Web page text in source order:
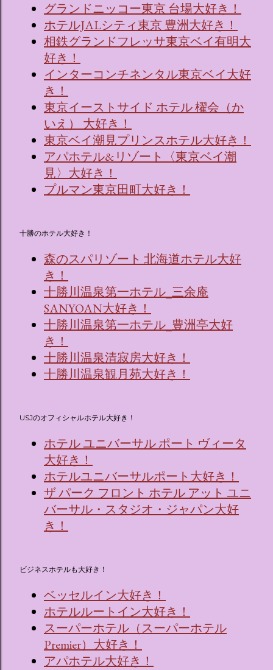
グランドニッコー東京 台場大好き！
ホテルJALシティ東京 豊洲大好き！
相鉄グランドフレッサ東京ベイ有明大
好き！
インターコンチネンタル東京ベイ大好
き！
東京イーストサイド ホテル 櫂会（か
いえ） 大好き！
東京ベイ潮見プリンスホテル大好き！
アパホテル&リゾート〈東京ベイ潮
見〉大好き！
プルマン東京田町大好き！
十勝のホテル大好き！
森のスパリゾート 北海道ホテル大好
き！
十勝川温泉第一ホテル_三余庵
SANYOAN大好き！
十勝川温泉第一ホテル_豊洲亭大好
き！
十勝川温泉清寂房大好き！
十勝川温泉観月苑大好き！
USJのオフィシャルホテル大好き！
ホテル ユニバーサル ポート ヴィータ
大好き！
ホテルユニバーサルポート大好き！
ザ パーク フロント ホテル アット ユニ
バーサル・スタジオ・ジャパン大好
き！
ビジネスホテルも大好き！
ベッセルイン大好き！
ホテルルートイン大好き！
スーパーホテル（スーパーホテル
Premier）大好き！
アパホテル大好き！